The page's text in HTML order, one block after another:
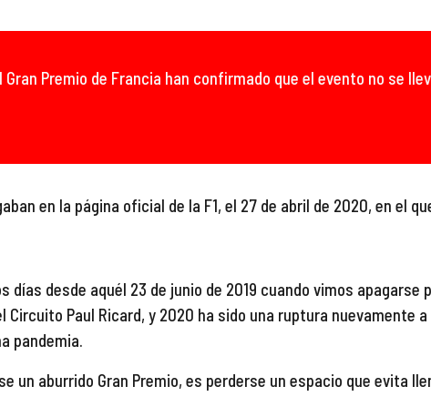
Premio de Francia han confirmado que el evento no se
en la página oficial de la F1, el 27 de abril de 2020, en el
días desde aquél 23 de junio de 2019 cuando vimos
Circuito Paul Ricard, y 2020 ha sido una ruptura nuevamente
pandemia.
un aburrido Gran Premio, es perderse un espacio que evita